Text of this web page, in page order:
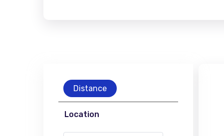
Distance
Location